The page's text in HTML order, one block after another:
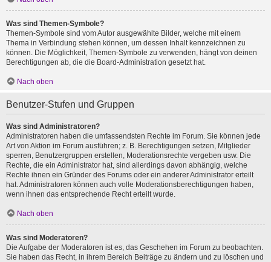
Was sind Themen-Symbole?
Themen-Symbole sind vom Autor ausgewählte Bilder, welche mit einem
Thema in Verbindung stehen können, um dessen Inhalt kennzeichnen zu
können. Die Möglichkeit, Themen-Symbole zu verwenden, hängt von deinen
Berechtigungen ab, die die Board-Administration gesetzt hat.
Nach oben
Benutzer-Stufen und Gruppen
Was sind Administratoren?
Administratoren haben die umfassendsten Rechte im Forum. Sie können jede
Art von Aktion im Forum ausführen; z. B. Berechtigungen setzen, Mitglieder
sperren, Benutzergruppen erstellen, Moderationsrechte vergeben usw. Die
Rechte, die ein Administrator hat, sind allerdings davon abhängig, welche
Rechte ihnen ein Gründer des Forums oder ein anderer Administrator erteilt
hat. Administratoren können auch volle Moderationsberechtigungen haben,
wenn ihnen das entsprechende Recht erteilt wurde.
Nach oben
Was sind Moderatoren?
Die Aufgabe der Moderatoren ist es, das Geschehen im Forum zu beobachten.
Sie haben das Recht, in ihrem Bereich Beiträge zu ändern und zu löschen und